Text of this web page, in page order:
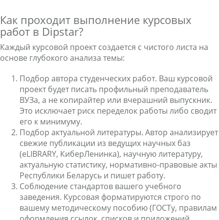
Как проходит выполнение курсовых
работ в Dipstar?
Каждый курсовой проект создается с чистого листа на
основе глубокого анализа темы:
Подбор автора студенческих работ. Ваш курсовой
проект будет писать профильный преподаватель
ВУЗа, а не копирайтер или вчерашний выпускник.
Это исключает риск переделок работы либо сводит
его к минимуму.
Подбор актуальной литературы. Автор анализирует
свежие публикации из ведущих научных баз
(eLIBRARY, КиберЛенинка), научную литературу,
актуальную статистику, нормативно-правовые акты
Республики Беларусь и пишет работу.
Соблюдение стандартов вашего учебного
заведения. Курсовая форматируются строго по
вашему методическому пособию (ГОСТу, правилам